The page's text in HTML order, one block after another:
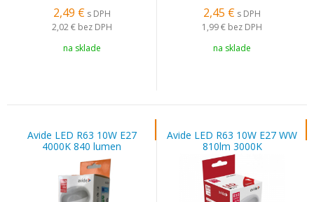
2,49 € s DPH
2,02 € bez DPH
na sklade
2,45 € s DPH
1,99 € bez DPH
na sklade
Avide LED R63 10W E27
4000K 840 lumen
Avide LED R63 10W E27 WW
810lm 3000K